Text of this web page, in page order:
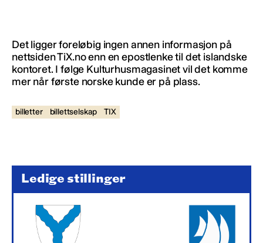
Det ligger foreløbig ingen annen informasjon på
nettsiden TiX.no enn en epostlenke til det islandske
kontoret. I følge Kulturhusmagasinet vil det komme
mer når første norske kunde er på plass.
billetter billettselskap TIX
Ledige stillinger